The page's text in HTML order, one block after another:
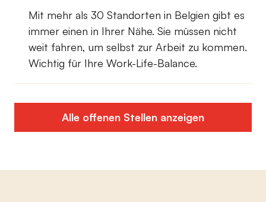
Mit mehr als 30 Standorten in Belgien gibt es
immer einen in Ihrer Nähe. Sie müssen nicht
weit fahren, um selbst zur Arbeit zu kommen.
Wichtig für Ihre Work-Life-Balance.
Alle offenen Stellen anzeigen